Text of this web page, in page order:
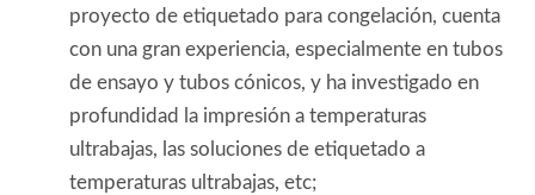
proyecto de etiquetado para congelación, cuenta
con una gran experiencia, especialmente en tubos
de ensayo y tubos cónicos, y ha investigado en
profundidad la impresión a temperaturas
ultrabajas, las soluciones de etiquetado a
temperaturas ultrabajas, etc;